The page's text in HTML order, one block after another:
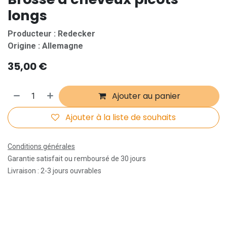
longs
Producteur : Redecker
Origine : Allemagne
35,00€
Ajouter au panier
Ajouter à la liste de souhaits
Conditions générales
Garantie satisfait ou remboursé de 30 jours
Livraison : 2-3 jours ouvrables